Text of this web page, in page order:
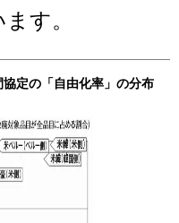
す。
定の「自由化率」の分布